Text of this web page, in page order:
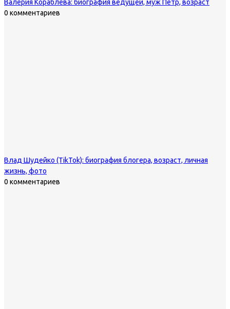
Валерия Кораблева: биография ведущей, муж Петр, возраст
0 комментариев
Влад Шудейко (TikTok): биография блогера, возраст, личная
жизнь, фото
0 комментариев